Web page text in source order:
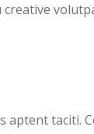
aptent taciti.